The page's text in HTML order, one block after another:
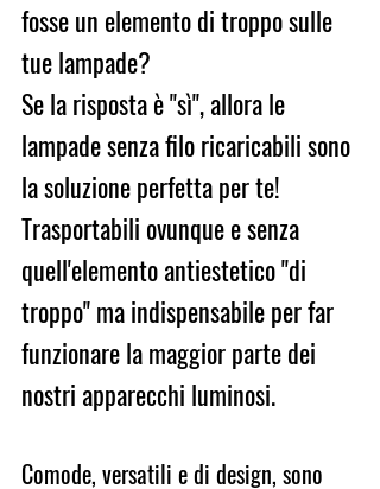
fosse un elemento di troppo sulle
tue lampade?
Se la risposta è "sì", allora le
lampade senza filo ricaricabili sono
la soluzione perfetta per te!
Trasportabili ovunque e senza
quell'elemento antiestetico "di
troppo" ma indispensabile per far
funzionare la maggior parte dei
nostri apparecchi luminosi.
Comode, versatili e di design, sono